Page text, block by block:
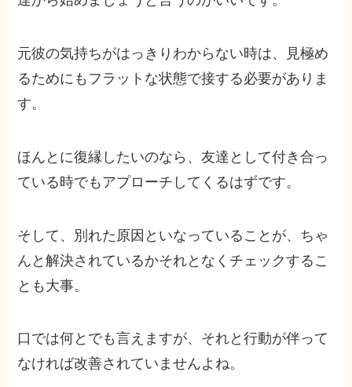
元彼の気持ちがはっきりわからない時は、見極め
るためにもフラットな状態で接する必要がありま
す。
ほんとに復縁したいのなら、友達として付き合っ
ている時でもアプローチしてくるはずです。
そして、別れた原因といなっていることが、ちゃ
んと解決されているかそれとなくチェックするこ
とも大事。
口では何とでも言えますが、それと行動が伴って
なければ改善されていませんよね。